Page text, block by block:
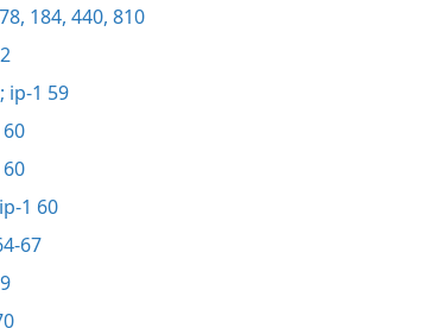
78, 184, 440, 810
ip-1 59
ip-1 60
67